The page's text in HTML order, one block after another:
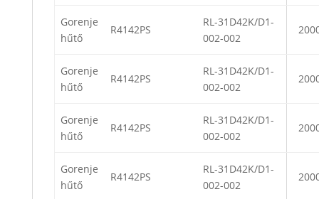
Gorenje
hűtő
R4142PS
RL-31D42K/D1-
002-002
Gorenje
hűtő
R4142PS
RL-31D42K/D1-
002-002
Gorenje
hűtő
R4142PS
RL-31D42K/D1-
002-002
Gorenje
hűtő
R4142PS
RL-31D42K/D1-
002-002